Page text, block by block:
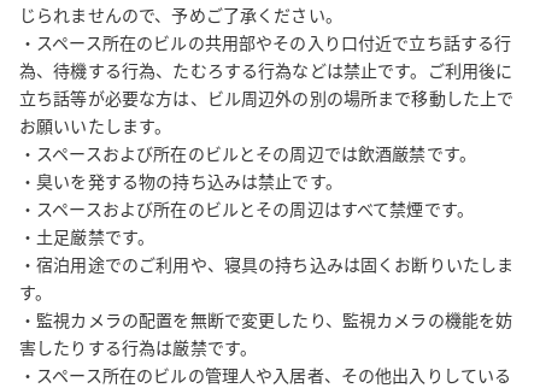
じられませんので、予めご了承ください。
・スペース所在のビルの共用部やその入り口付近で立ち話する行
為、待機する行為、たむろする行為などは禁止です。ご利用後に
立ち話等が必要な方は、ビル周辺外の別の場所まで移動した上で
お願いいたします。
・スペースおよび所在のビルとその周辺では飲酒厳禁です。
・臭いを発する物の持ち込みは禁止です。
・スペースおよび所在のビルとその周辺はすべて禁煙です。
・土足厳禁です。
・宿泊用途でのご利用や、寝具の持ち込みは固くお断りいたしま
す。
・監視カメラの配置を無断で変更したり、監視カメラの機能を妨
害したりする行為は厳禁です。
・スペース所在のビルの管理人や入居者、その他出入りしている